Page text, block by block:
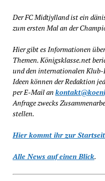
Der FC Midtjylland ist ein
zum ersten Mal an der
Hier gibt es Informationen
Themen. Königsklasse.net
und den internationalen Klub-
Ideen können der Redaktion
per E-Mail an
Anfrage zwecks
stellen.
Hier kommt ihr zur
Alle News auf einen Blick.